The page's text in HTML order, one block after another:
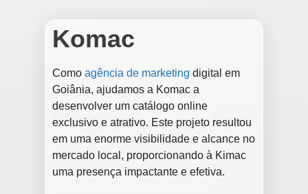
Komac
Como agência de marketing digital em
Goiânia, ajudamos a Komac a
desenvolver um catálogo online
exclusivo e atrativo. Este projeto resultou
em uma enorme visibilidade e alcance no
mercado local, proporcionando à Kimac
uma presença impactante e efetiva.